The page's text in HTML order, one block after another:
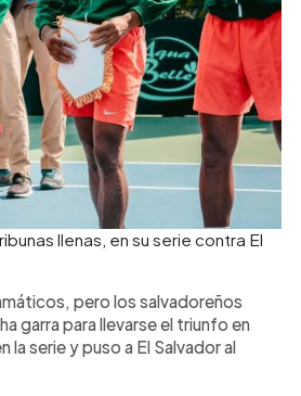
llenas, en su serie contra El
pero los salvadoreños
garra para llevarse el triunfo en
serie y puso a El Salvador al